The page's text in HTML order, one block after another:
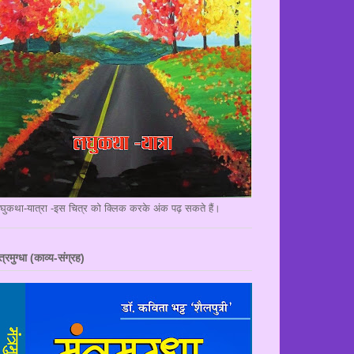
यात्रा -इस चित्र को क्लिक करके अंक पढ़ सकते हैं।
(काव्य-संग्रह)